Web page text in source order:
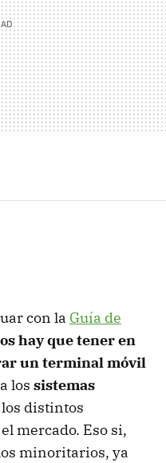
con la Guía de
hay que tener en
un terminal móvil
los sistemas
distintos
mercado. Eso si,
minoritarios, ya